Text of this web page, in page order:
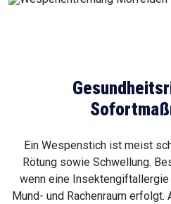
Ein Wespenstich ist meist
Rötung sowie Schwellung.
wenn eine
Mund- und Rachenraum